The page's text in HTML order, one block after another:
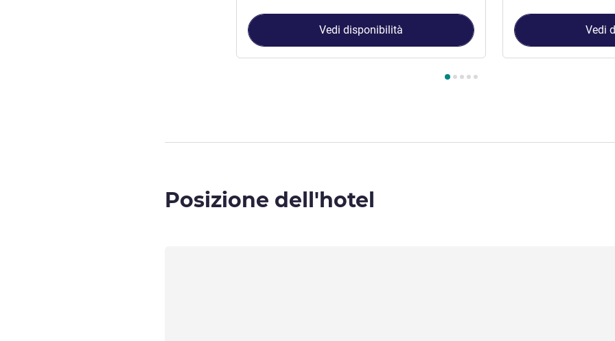
Vedi disponibilità Vedi
Posizione dell'hotel